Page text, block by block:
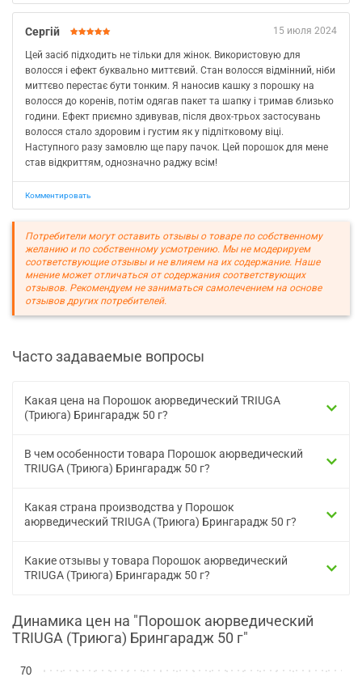
15 июля 2024
Сергій
Цей засіб підходить не тільки для жінок. Використовую для
волосся і ефект буквально миттєвий. Стан волосся відмінний, ніби
миттєво перестає бути тонким. Я наносив кашку з порошку на
волосся до коренів, потім одягав пакет та шапку і тримав близько
години. Ефект приємно здивував, після двох-трьох застосувань
волосся стало здоровим і густим як у підлітковому віці.
Наступного разу замовлю ще пару пачок. Цей порошок для мене
став відкриттям, однозначно раджу всім!
Комментировать
Потребители могут оставить отзывы о товаре по собственному
желанию и по собственному усмотрению. Мы не модерируем
соответствующие отзывы и не влияем на их содержание. Наше
мнение может отличаться от содержания соответствующих
отзывов. Рекомендуем не заниматься самолечением на основе
отзывов других потребителей.
Часто задаваемые вопросы
Какая цена на Порошок аюрведический TRIUGA
(Триюга) Брингарадж 50 г?
В чем особенности товара Порошок аюрведический
TRIUGA (Триюга) Брингарадж 50 г?
Какая страна производства у Порошок
аюрведический TRIUGA (Триюга) Брингарадж 50 г?
Какие отзывы у товара Порошок аюрведический
TRIUGA (Триюга) Брингарадж 50 г?
Динамика цен на "Порошок аюрведический
TRIUGA (Триюга) Брингарадж 50 г"
70